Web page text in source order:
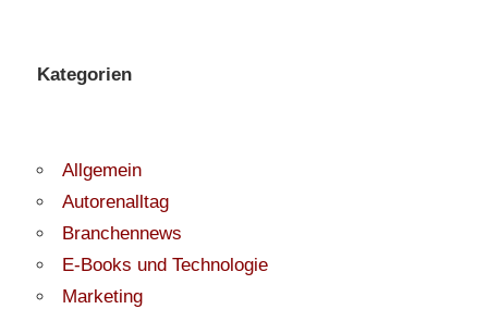
Kategorien
Allgemein
Autorenalltag
Branchennews
E-Books und Technologie
Marketing